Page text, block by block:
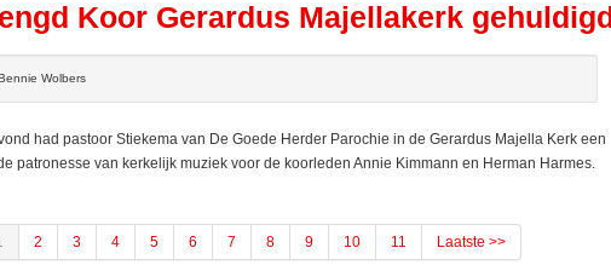
Koor Gerardus Majellakerk gehuldigd
Wolbers
had pastoor Stiekema van De Goede Herder Parochie in de Gerardus Majella Kerk een
patronesse van kerkelijk muziek voor de koorleden Annie Kimmann en Herman Harmes.
2 3 4 5 6 7 8 9 10 11 Laatste >>